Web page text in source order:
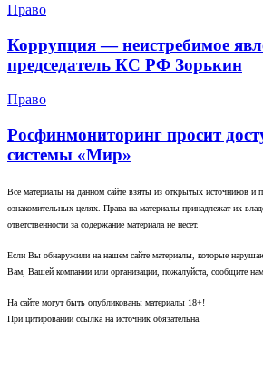
Право
Коррупция — неистребимое
председатель КС РФ Зорькин
Право
Росфинмониторинг просит
системы «Мир»
Все материалы на данном сайте взяты из открытых источников и
ознакомительных целях. Права на материалы принадлежат их
ответственности за содержание материала не несет.
Если Вы обнаружили на нашем сайте материалы, которые
Вам, Вашей компании или организации, пожалуйста, сообщите нам.
На сайте могут быть опубликованы материалы 18+!
При цитировании ссылка на источник обязательна.